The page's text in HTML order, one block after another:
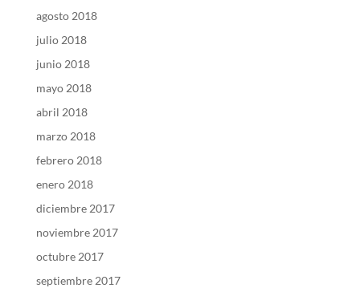
agosto 2018
julio 2018
junio 2018
mayo 2018
abril 2018
marzo 2018
febrero 2018
enero 2018
diciembre 2017
noviembre 2017
octubre 2017
septiembre 2017